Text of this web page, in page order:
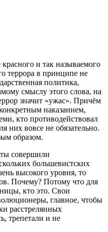
и так называемого
террора в принципе не
политика,
смыслу этого слова, на
значит «ужас». Причём
наказанием,
кто противодействовал
них вовсе не обязательно.
образом.
совершили
большевистских
высокого уровня, то
Почему? Потому что для
кто это. Свои
главное, чтобы
расстрелянных
трепетали и не